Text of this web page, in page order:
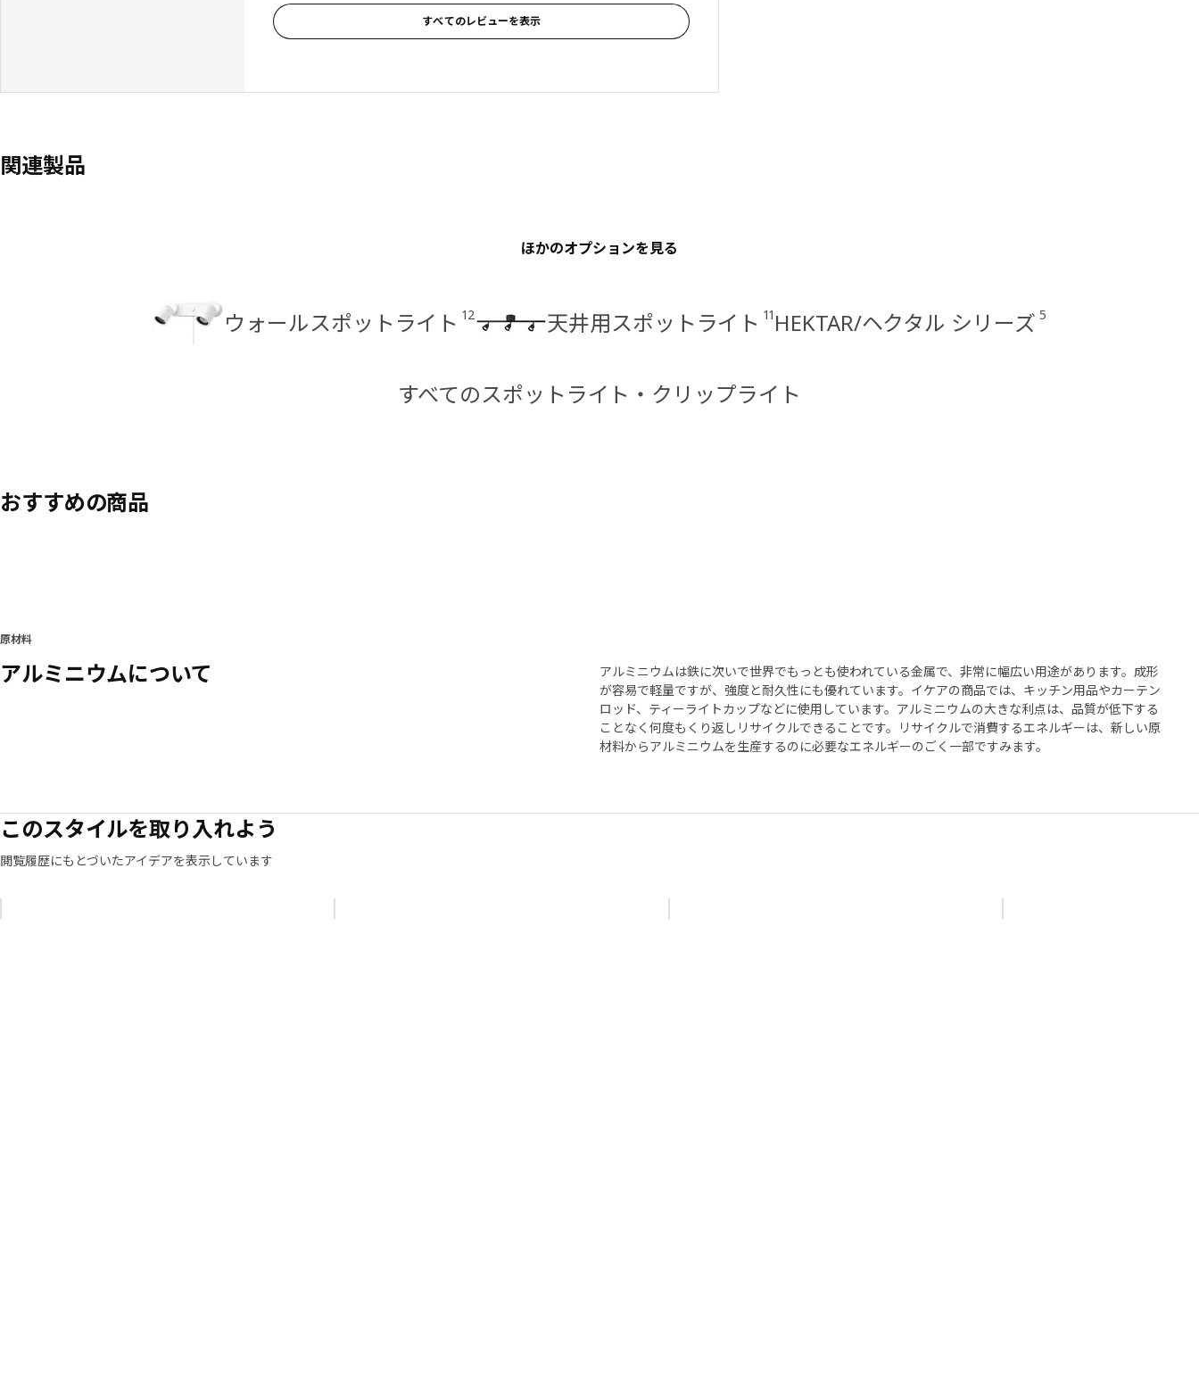
すべてのレビューを表示
関連製品
ほかのオプションを見る
ウォールスポットライト 12 天井用スポットライト 11 HEKTAR/ヘクタル シリーズ 5
すべてのスポットライト・クリップライト
おすすめの商品
原材料
アルミニウムについて
アルミニウムは鉄に次いで世界でもっとも使われている金属で、非常に幅広い用途があります。成形
が容易で軽量ですが、強度と耐久性にも優れています。イケアの商品では、キッチン用品やカーテン
ロッド、ティーライトカップなどに使用しています。アルミニウムの大きな利点は、品質が低下する
ことなく何度もくり返しリサイクルできることです。リサイクルで消費するエネルギーは、新しい原
材料からアルミニウムを生産するのに必要なエネルギーのごく一部ですみます。
このスタイルを取り入れよう
閲覧履歴にもとづいたアイデアを表示しています